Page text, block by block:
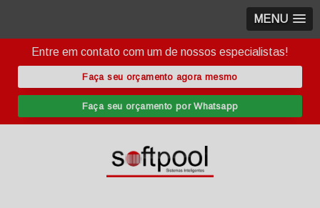
MENU
Entre em contato com um de nossos especialistas!
Faça seu orçamento agora mesmo
Faça seu orçamento por Whatsapp